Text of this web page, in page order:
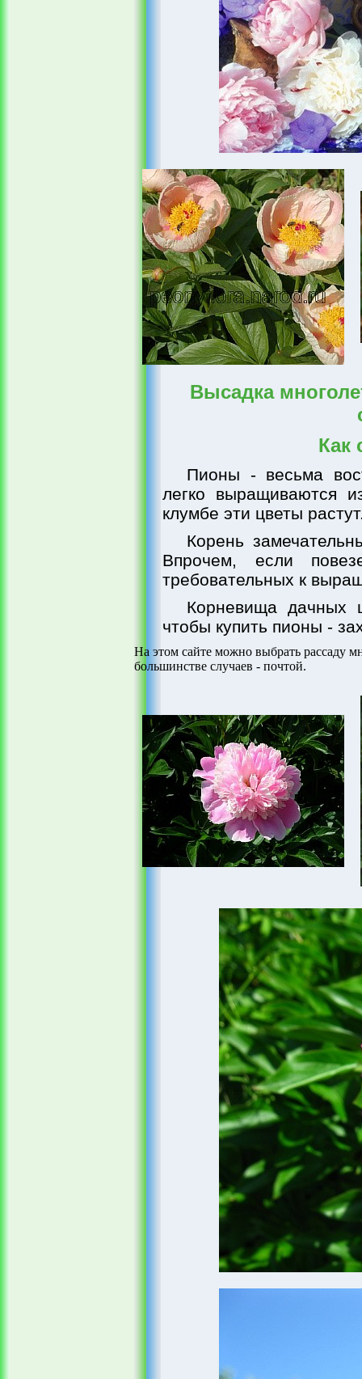
Высадка
Как
Пионы - весьма
легко выращиваются
клумбе эти цветы
Корень
Впрочем, если
требовательных к
Корневища дачных
чтобы купить пионы -
На этом сайте можно выбрать рассаду
большинстве случаев - почтой.